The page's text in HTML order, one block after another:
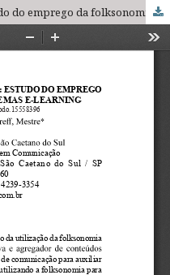
Comunicação colaborativa: estudo do emprego da folksonomia em sistemas e-learning